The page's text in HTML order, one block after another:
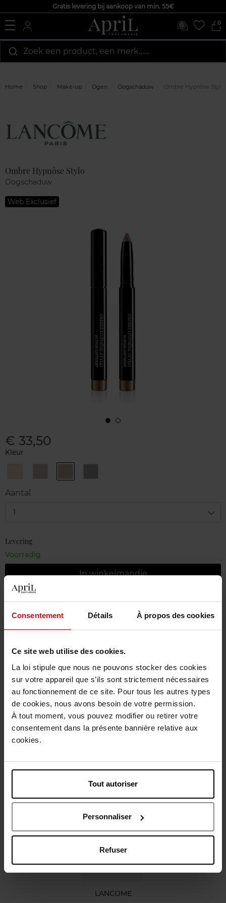
Consentement Détails À propos des cookies
Ce site web utilise des cookies.
La loi stipule que nous ne pouvons stocker des cookies
sur votre appareil que s’ils sont strictement nécessaires
au fonctionnement de ce site. Pour tous les autres types
de cookies, nous avons besoin de votre permission.
À tout moment, vous pouvez modifier ou retirer votre
consentement dans la présente bannière relative aux
cookies.
Tout autoriser
Personnaliser
Refuser
Gratis levering bij aankoop van min. 55€
0
Zoek een product, een merk…...
Home Shop Make-up Ogen Oogschaduw Ombre Hypnôse Stylo
Ombre Hypnôse Stylo
Oogschaduw
Web Exclusief
€ 33,50
Kleur
Inoubliable
Taupe Brun
Aantal
1
Levering
Voorradig
In winkelmandje
Gratis levering bij aankoop van min. 55€
Gratis retour in je winkelpunt
Beschrijving
Karakteristieken
Review
Nog iets vergeten ?
LANCOME